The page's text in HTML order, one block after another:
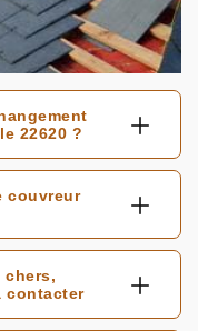
22620 ?
couvreur
chers,
contacter